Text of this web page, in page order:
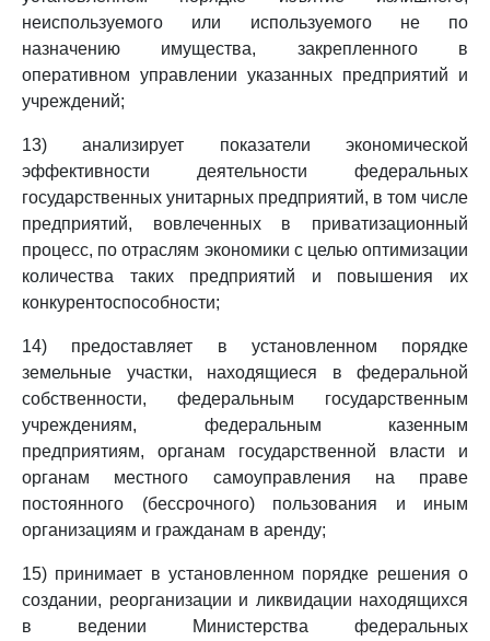
неиспользуемого или используемого не по
назначению имущества, закрепленного в
оперативном управлении указанных предприятий и
учреждений;
13) анализирует показатели экономической
эффективности деятельности федеральных
государственных унитарных предприятий, в том числе
предприятий, вовлеченных в приватизационный
процесс, по отраслям экономики с целью оптимизации
количества таких предприятий и повышения их
конкурентоспособности;
14) предоставляет в установленном порядке
земельные участки, находящиеся в федеральной
собственности, федеральным государственным
учреждениям, федеральным казенным
предприятиям, органам государственной власти и
органам местного самоуправления на праве
постоянного (бессрочного) пользования и иным
организациям и гражданам в аренду;
15) принимает в установленном порядке решения о
создании, реорганизации и ликвидации находящихся
в ведении Министерства федеральных